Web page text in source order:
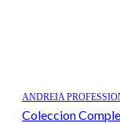
ANDREIA
Coleccion